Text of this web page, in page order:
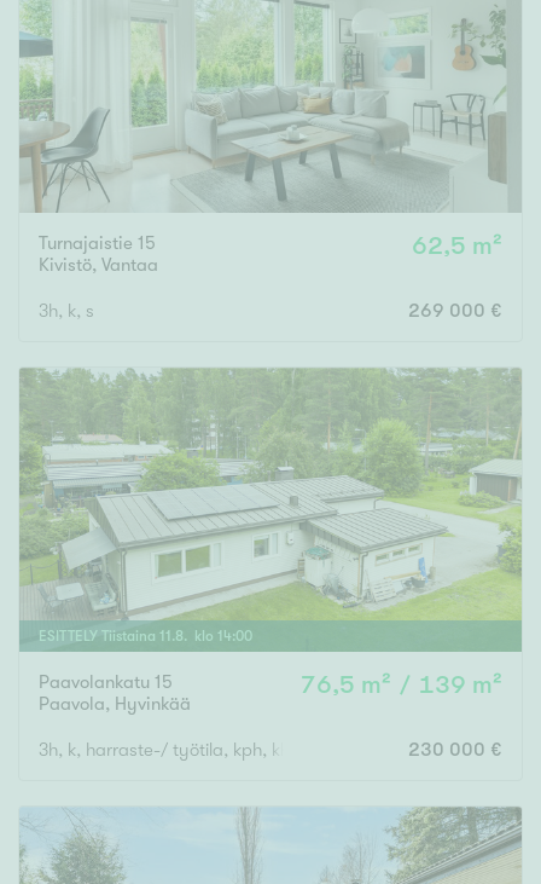
Turnajaistie 15
Kivistö, Vantaa
62,5 m²
3h, k, s 269 000 €
ESITTELY Tiistaina 11 .8. klo 14:00
Paavolankatu 15
Paavola, Hyvinkää
76,5 m² / 139 m²
3h, k, harraste-/ työtila, kph, khh, s, wc, vh, eteinen, varasto, at
230 000 €